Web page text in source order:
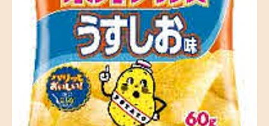
見
！
カ
ル
ビ
ー
ポ
テ
ト